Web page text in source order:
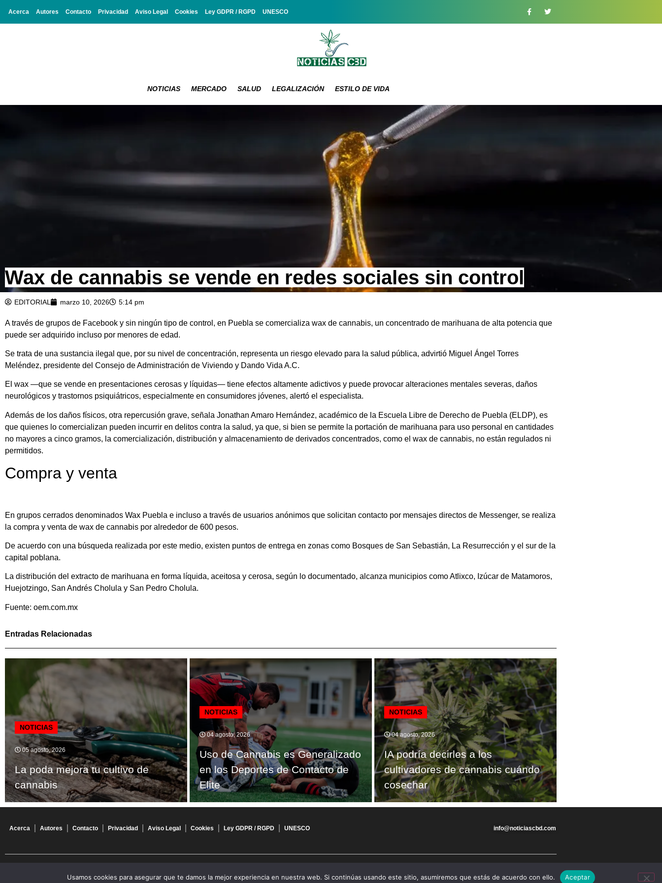
Acerca Autores Contacto Privacidad Aviso Legal Cookies Ley GDPR / RGPD UNESCO
NOTICIAS MERCADO SALUD LEGALIZACIÓN ESTILO DE VIDA
Wax de cannabis se vende en redes sociales sin control
EDITORIAL marzo 10, 2026 5:14 pm
A través de grupos de Facebook y sin ningún tipo de control, en Puebla se comercializa wax de cannabis, un concentrado de marihuana de alta potencia que
puede ser adquirido incluso por menores de edad.
Se trata de una sustancia ilegal que, por su nivel de concentración, representa un riesgo elevado para la salud pública, advirtió Miguel Ángel Torres
Meléndez, presidente del Consejo de Administración de Viviendo y Dando Vida A.C.
El wax —que se vende en presentaciones cerosas y líquidas— tiene efectos altamente adictivos y puede provocar alteraciones mentales severas, daños
neurológicos y trastornos psiquiátricos, especialmente en consumidores jóvenes, alertó el especialista.
Además de los daños físicos, otra repercusión grave, señala Jonathan Amaro Hernández, académico de la Escuela Libre de Derecho de Puebla (ELDP), es
que quienes lo comercializan pueden incurrir en delitos contra la salud, ya que, si bien se permite la portación de marihuana para uso personal en cantidades
no mayores a cinco gramos, la comercialización, distribución y almacenamiento de derivados concentrados, como el wax de cannabis, no están regulados ni
permitidos.
Compra y venta
En grupos cerrados denominados Wax Puebla e incluso a través de usuarios anónimos que solicitan contacto por mensajes directos de Messenger, se realiza
la compra y venta de wax de cannabis por alrededor de 600 pesos.
De acuerdo con una búsqueda realizada por este medio, existen puntos de entrega en zonas como Bosques de San Sebastián, La Resurrección y el sur de la
capital poblana.
La distribución del extracto de marihuana en forma líquida, aceitosa y cerosa, según lo documentado, alcanza municipios como Atlixco, Izúcar de Matamoros,
Huejotzingo, San Andrés Cholula y San Pedro Cholula.
Fuente: oem.com.mx
Entradas Relacionadas
NOTICIAS
05 agosto, 2026
La poda mejora tu cultivo de
cannabis
NOTICIAS
04 agosto, 2026
Uso de Cannabis es Generalizado
en los Deportes de Contacto de
Elite
NOTICIAS
04 agosto, 2026
IA podría decirles a los
cultivadores de cannabis cuándo
cosechar
Acerca Autores Contacto Privacidad Aviso Legal Cookies Ley GDPR / RGPD UNESCO info@noticiascbd.com
© 2026 Todos los derechos reservadosUsamos cookies para asegurar que te damos la mejor experiencia en nuestra web. Si continúas usando este sitio, asumiremos que estás de acuerdo con ello. Aceptar